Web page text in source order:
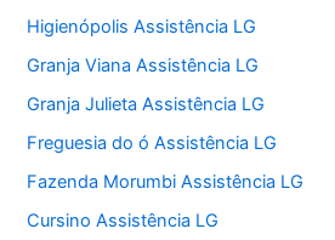
Higienópolis Assistência LG
Granja Viana Assistência LG
Granja Julieta Assistência LG
Freguesia do ó Assistência LG
Fazenda Morumbi Assistência LG
Cursino Assistência LG